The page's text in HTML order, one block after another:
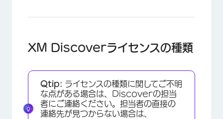
XM Discoverライセンスの種類
Qtip: ライセンスの種類に関してご不明
な点がある場合は、Discoverの担当
者にご連絡ください。担当者の直接の
連絡先が見つからない場合は、